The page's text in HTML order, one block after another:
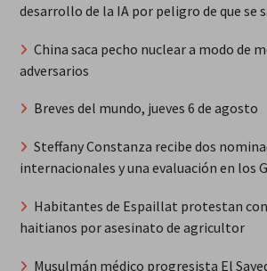
desarrollo de la IA por peligro de que se
China saca pecho nuclear a modo de
adversarios
Breves del mundo, jueves 6 de agosto
Steffany Constanza recibe dos
internacionales y una evaluación en los
Habitantes de Espaillat protestan
haitianos por asesinato de agricultor
Musulmán médico progresista El